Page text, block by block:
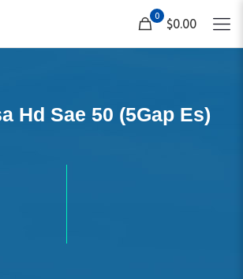
0
$0.00
Hd Sae 50 (5Gap Es)